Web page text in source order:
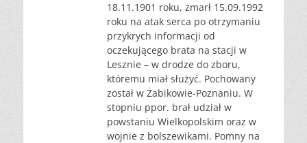
18.11.1901 roku, zmarł 15.09.1992
roku na atak serca po otrzymaniu
przykrych informacji od
oczekującego brata na stacji w
Lesznie – w drodze do zboru,
któremu miał służyć. Pochowany
został w Żabikowie-Poznaniu. W
stopniu ppor. brał udział w
powstaniu Wielkopolskim oraz w
wojnie z bolszewikami. Pomny na